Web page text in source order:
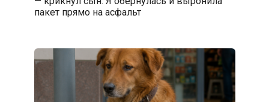
пакет прямо на асфальт